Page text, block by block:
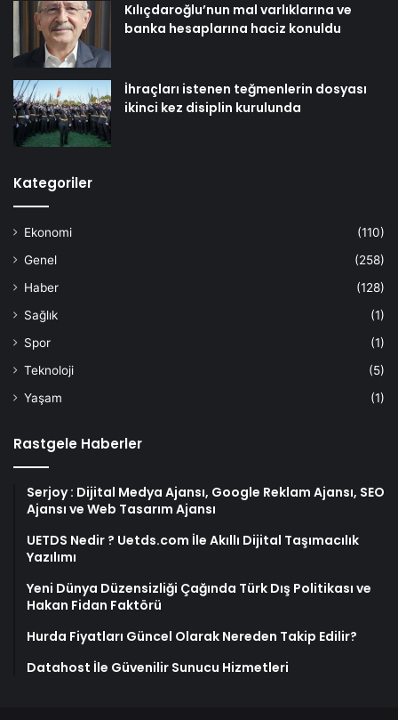
Kılıçdaroğlu’nun mal varlıklarına ve
banka hesaplarına haciz konuldu
İhraçları istenen teğmenlerin dosyası
ikinci kez disiplin kurulunda
Kategoriler
Ekonomi
(110)
Genel
(258)
Haber
(128)
Sağlık
(1)
Spor
(1)
Teknoloji
(5)
Yaşam
(1)
Rastgele Haberler
Serjoy : Dijital Medya Ajansı, Google Reklam Ajansı, SEO
Ajansı ve Web Tasarım Ajansı
UETDS Nedir ? Uetds.com İle Akıllı Dijital Taşımacılık
Yazılımı
Yeni Dünya Düzensizliği Çağında Türk Dış Politikası ve
Hakan Fidan Faktörü
Hurda Fiyatları Güncel Olarak Nereden Takip Edilir?
Datahost İle Güvenilir Sunucu Hizmetleri